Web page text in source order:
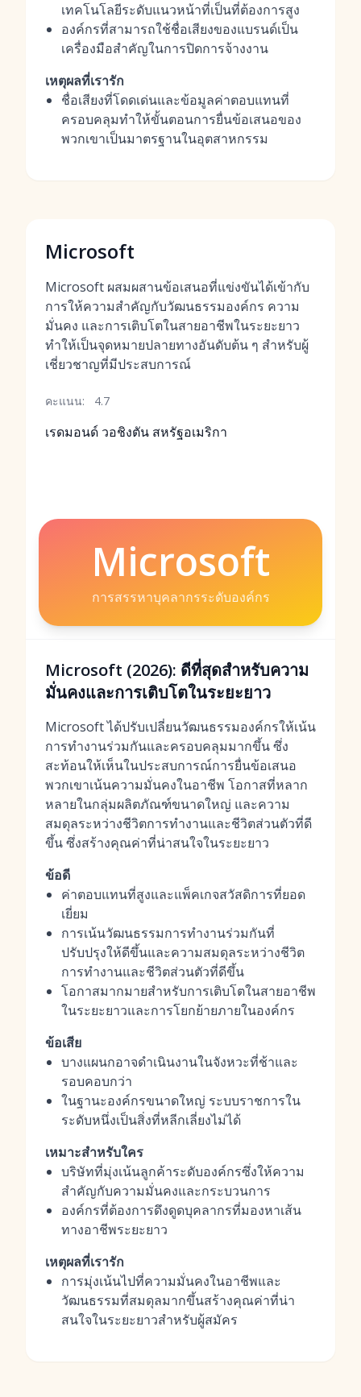
เทคโนโลยีระดับแนวหน้าที่เป็นที่ต้องการสูง
องค์กรที่สามารถใช้ชื่อเสียงของแบรนด์เป็น
เครื่องมือสำคัญในการปิดการจ้างงาน
เหตุผลที่เรารัก
ชื่อเสียงที่โดดเด่นและข้อมูลค่าตอบแทนที่
ครอบคลุมทำให้ขั้นตอนการยื่นข้อเสนอของ
พวกเขาเป็นมาตรฐานในอุตสาหกรรม
Microsoft
Microsoft ผสมผสานข้อเสนอที่แข่งขันได้เข้ากับ
การให้ความสำคัญกับวัฒนธรรมองค์กร ความ
มั่นคง และการเติบโตในสายอาชีพในระยะยาว
ทำให้เป็นจุดหมายปลายทางอันดับต้น ๆ สำหรับผู้
เชี่ยวชาญที่มีประสบการณ์
คะแนน: 4.7
เรดมอนด์ วอชิงตัน สหรัฐอเมริกา
Microsoft
การสรรหาบุคลากรระดับองค์กร
Microsoft (2026): ดีที่สุดสำหรับความ
มั่นคงและการเติบโตในระยะยาว
Microsoft ได้ปรับเปลี่ยนวัฒนธรรมองค์กรให้เน้น
การทำงานร่วมกันและครอบคลุมมากขึ้น ซึ่ง
สะท้อนให้เห็นในประสบการณ์การยื่นข้อเสนอ
พวกเขาเน้นความมั่นคงในอาชีพ โอกาสที่หลาก
หลายในกลุ่มผลิตภัณฑ์ขนาดใหญ่ และความ
สมดุลระหว่างชีวิตการทำงานและชีวิตส่วนตัวที่ดี
ขึ้น ซึ่งสร้างคุณค่าที่น่าสนใจในระยะยาว
ข้อดี
ค่าตอบแทนที่สูงและแพ็คเกจสวัสดิการที่ยอด
เยี่ยม
การเน้นวัฒนธรรมการทำงานร่วมกันที่
ปรับปรุงให้ดีขึ้นและความสมดุลระหว่างชีวิต
การทำงานและชีวิตส่วนตัวที่ดีขึ้น
โอกาสมากมายสำหรับการเติบโตในสายอาชีพ
ในระยะยาวและการโยกย้ายภายในองค์กร
ข้อเสีย
บางแผนกอาจดำเนินงานในจังหวะที่ช้าและ
รอบคอบกว่า
ในฐานะองค์กรขนาดใหญ่ ระบบราชการใน
ระดับหนึ่งเป็นสิ่งที่หลีกเลี่ยงไม่ได้
เหมาะสำหรับใคร
บริษัทที่มุ่งเน้นลูกค้าระดับองค์กรซึ่งให้ความ
สำคัญกับความมั่นคงและกระบวนการ
องค์กรที่ต้องการดึงดูดบุคลากรที่มองหาเส้น
ทางอาชีพระยะยาว
เหตุผลที่เรารัก
การมุ่งเน้นไปที่ความมั่นคงในอาชีพและ
วัฒนธรรมที่สมดุลมากขึ้นสร้างคุณค่าที่น่า
สนใจในระยะยาวสำหรับผู้สมัคร